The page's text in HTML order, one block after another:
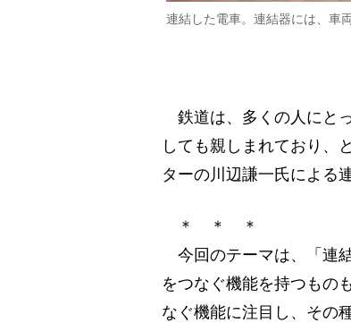
連結した電車。連結器には、車
鉄道は、多くの人にと
しても親しまれており、
ターの川辺謙一氏による
＊ ＊ ＊
今回のテーマは、「連
をつなぐ機能を持つもの
なぐ機能に注目し、その